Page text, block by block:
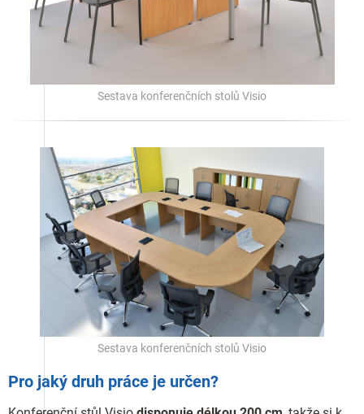
Sestava konferenčních stolů Visio
Sestava konferenčních stolů Visio
Pro jaký druh práce je určen?